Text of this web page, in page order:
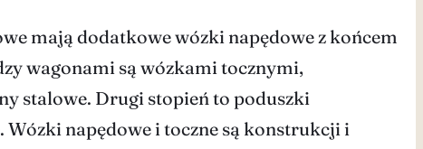
mają dodatkowe wózki napędowe z końcem
wagonami są wózkami tocznymi,
stalowe. Drugi stopień to poduszki
napędowe i toczne są konstrukcji i